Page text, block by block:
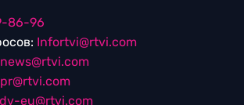
86-96
Infortvi@rtvi.com
news@rtvi.com
pr@rtvi.com
eu@rtvi.com